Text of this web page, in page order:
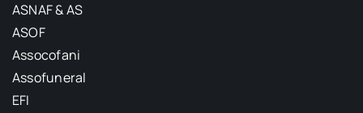
ASNAF & AS
ASOF
Assocofani
Assofuneral
EFI